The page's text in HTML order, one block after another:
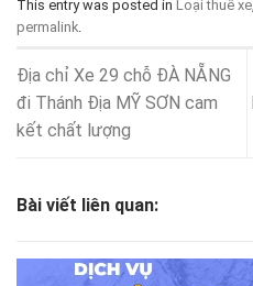
This entry was posted in Loại thuê xe
permalink
Địa chỉ Xe 29 chỗ ĐÀ NẴNG
đi Thánh Địa MỸ SƠN cam
kết chất lượng
Bài viết liên quan: